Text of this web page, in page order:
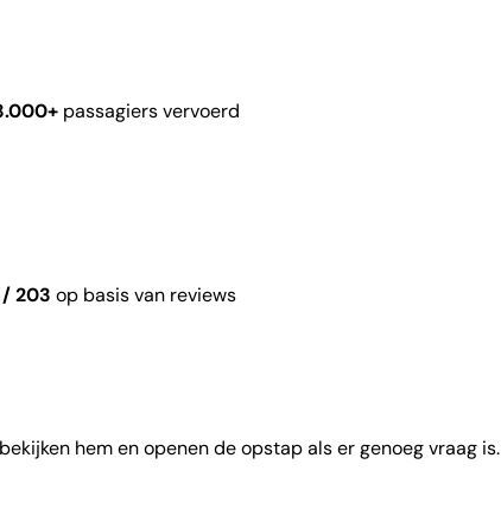
passagiers vervoerd
203 op basis van reviews
hem en openen de opstap als er genoeg vraag is.